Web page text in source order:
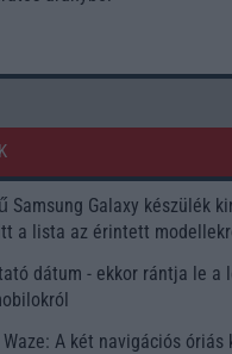
Samsung Galaxy készülék
a lista az érintett
dátum - ekkor rántja le a
A két navigációs óriás